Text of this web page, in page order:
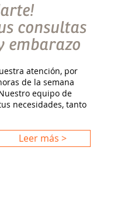
consultas
embarazo
atención, por
de la semana
equipo de
necesidades, tanto
Leer más >